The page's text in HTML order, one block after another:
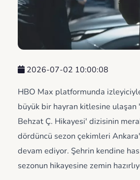
2026-07-02 10:00:08
HBO Max platformunda
büyük bir hayran kitlesine ulaşan
Behzat Ç. Hikayesi' dizisinin
dördüncü sezon çekimleri
devam ediyor. Şehrin kendine
sezonun hikayesine zemin